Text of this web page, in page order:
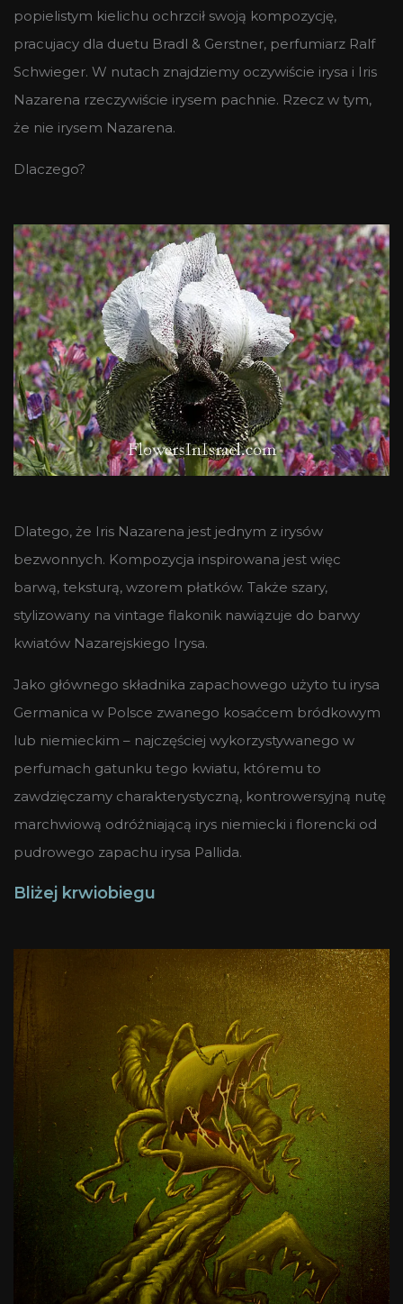
popielistym kielichu ochrzcił swoją kompozycję,
pracujacy dla duetu Bradl & Gerstner, perfumiarz Ralf
Schwieger. W nutach znajdziemy oczywiście irysa i Iris
Nazarena rzeczywiście irysem pachnie. Rzecz w tym,
że nie irysem Nazarena.
Dlaczego?
Dlatego, że Iris Nazarena jest jednym z irysów
bezwonnych. Kompozycja inspirowana jest więc
barwą, teksturą, wzorem płatków. Także szary,
stylizowany na vintage flakonik nawiązuje do barwy
kwiatów Nazarejskiego Irysa.
Jako głównego składnika zapachowego użyto tu irysa
Germanica w Polsce zwanego kosaćcem bródkowym
lub niemieckim – najczęściej wykorzystywanego w
perfumach gatunku tego kwiatu, któremu to
zawdzięczamy charakterystyczną, kontrowersyjną nutę
marchwiową odróżniającą irys niemiecki i florencki od
pudrowego zapachu irysa Pallida.
Bliżej krwiobiegu